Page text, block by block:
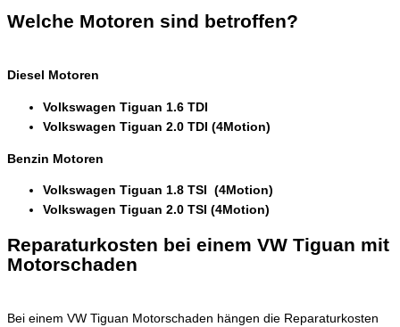
Welche Motoren sind betroffen?
Diesel Motoren
Volkswagen Tiguan 1.6 TDI
Volkswagen Tiguan 2.0 TDI (4Motion)
Benzin Motoren
Volkswagen Tiguan 1.8 TSI (4Motion)
Volkswagen Tiguan 2.0 TSI (4Motion)
Reparaturkosten bei einem VW Tiguan mit
Motorschaden
Bei einem VW Tiguan Motorschaden hängen die Reparaturkosten